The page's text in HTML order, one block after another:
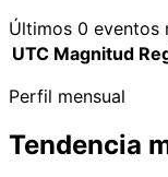
Últimos 0 eventos
UTC Magnitud
Perfil mensual
Tendencia